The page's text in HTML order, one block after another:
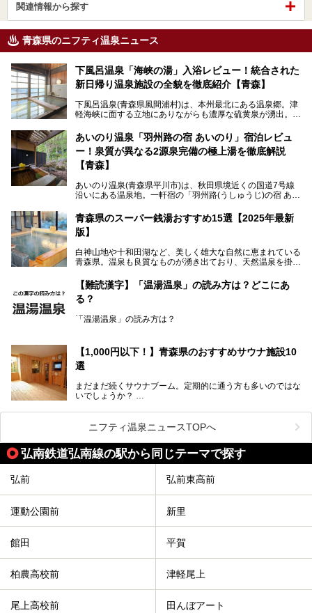
関連情報から探す
青森県のニフティ温泉ニュース
下風呂温泉「海峡の湯」入浴レビュー！統合された
新日帰り温泉施設の全貌を徹底紹介【青森】
下風呂温泉(青森県風間浦村)は、本州最北にある温泉郷。津
軽海峡に面する立地にありながらも濃厚な硫黄泉が湧出。良
泉ファンが訪れる温泉地です。
「海峡の湯」は、以前あった2つの共同浴場を統合し、2020
年12月にオープンした日帰り入浴施設。かつて別々の共同
浴場で使用された2つの源泉を楽しめる点が魅力です。また
無料休憩室や食事処も併設し、地元常連客のみならず観光客
にも利用しやすい施設へ変貌しました。
今回、筆者は実際に海峡の湯へ訪問・入浴し、その魅力を徹
底解説します！
あいのり温泉「羽州路の宿 あいのり」宿泊レビュ
ー！泉質が異なる2源泉完備の極上湯を徹底解説
【青森】
あいのり温泉(青森県平川市)は、秋田県境近くの国道7号線
沿いにある温泉地。一軒宿の「羽州路(うしゅうじ)の宿 あい
(通称:赤湯)と無色透明の単純温泉という2種類の源泉を使用
し、いずれも源泉100％かけ流しで提供している点でしょ
う。
今回筆者は実際に宿泊し、大浴場と露天風呂付き客室を中心
に「羽州路の宿 あいのり」を詳細にご紹介。秋田県側を含
ですが、実はあいのり温泉も決して見逃せない極上湯のひと
つ。その魅力を徹底解説します！
青森県のスーパー銭湯おすすめ15選【2025年最新
版】
白神山地や十和田湖など、美しく雄大な自然に恵まれている
青森県。温泉も良質なものが湧き出ており、天然温泉を掛け
の山並みを眺めながら温泉に浸かり、お食事処でおいしいご
当地グルメを味わうひとときは格別ですね！
今回は、青森県でおすすめのスーパー銭湯を紹介します。
ください。
【難読漢字】「温湯温泉」の読み方は？どこにあ
る？
「温湯温泉」の読み方は？
か？
【1,000円以下！】青森県のおすすめサウナ施設10
選
まだまだ続くサウナブーム。定期的に通う方も多いのではな
いでしょうか？
そこでコスパ抜群！1,000円以下でサウナを楽しめる施設を
紹介します。
格安でも充実の施設でサウナを楽しみませんか？
今回は青森県にある1,000円以下のおすすめサウナ施設を紹
ニフティ温泉ニュースTOPへ
弘南鉄道弘南線の駅から同じテーマで探す
弘前 弘前東高前
運動公園前 新里
館田 平賀
柏農高校前 津軽尾上
尾上高校前 田んぼアート